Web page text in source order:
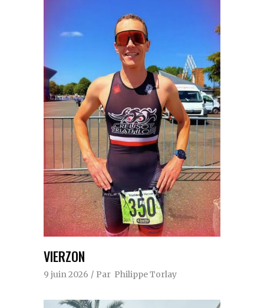
VIERZON
9 juin 2026 Par Philippe Torlay